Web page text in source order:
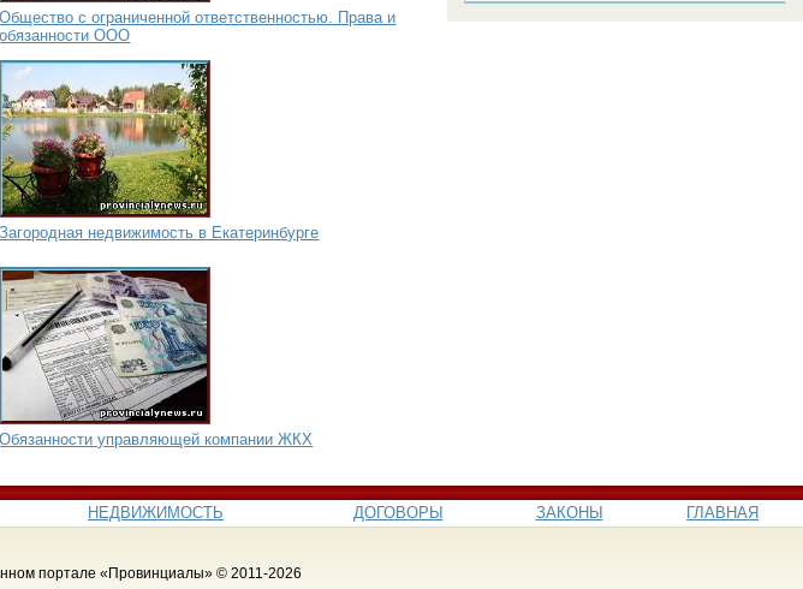
Общество с ограниченной ответственностью. Права и
обязанности ООО
Загородная недвижимость в Екатеринбурге
Обязанности управляющей компании ЖКХ
НЕДВИЖИМОСТЬ ДОГОВОРЫ ЗАКОНЫ ГЛАВНАЯ
портале «Провинциалы» © 2011-2026